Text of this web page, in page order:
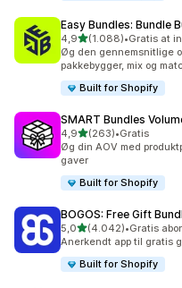
Easy Bundles: Bundle
4,9ud af 5 stjerner
(1.088)
1088 anmeldelser i alt
•Gratis at
Øg den gennemsnitlige
pakkebygger, mix og
Built for Shopify
SMART Bundles
4,9ud af 5 stjerner
(263)
263 anmeldelser i alt
•Gratis
Øg din AOV med
gaver
Built for Shopify
BOGOS: Free Gift
5,0ud af 5 stjerner
(4.042)
4042 anmeldelser i alt
•Gratis
Anerkendt app til gratis
Built for Shopify